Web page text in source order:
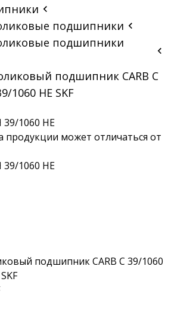
подшипники
подшипники
подшипник CARB C
1060 HE SKF
подшипник CARB C 39/1060